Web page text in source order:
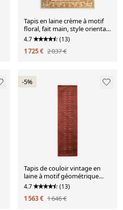
Tapis en laine crème à motif
floral, fait main, style oriental
moderne, pour salon, 176 x
228 cm
4.7 (13)
1 725 € 2 037 €
-5%
Tapis de couloir vintage en
laine à motif géométrique
rouge turkmène, 76 x 248 cm
4.7 (13)
1 563 € 1 646 €